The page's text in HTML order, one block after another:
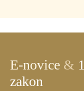
E-novice &
zakon